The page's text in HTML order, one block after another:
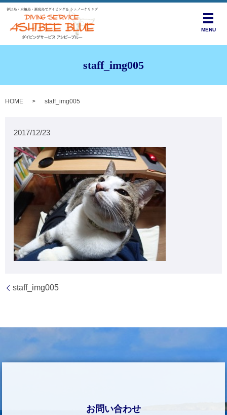
メニ
MENU
staff_img005
HOME staff_img005
2017/12/23
staff_img005
お問い合わせ